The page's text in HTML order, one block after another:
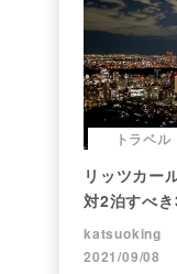
トラベル
リッツカー
対2泊すべき
katsuoking
2021/09/08